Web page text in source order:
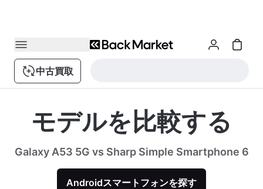
中古買取
モデルを比較する
Galaxy A53 5G vs Sharp Simple Smartphone 6
Androidスマートフォンを探す